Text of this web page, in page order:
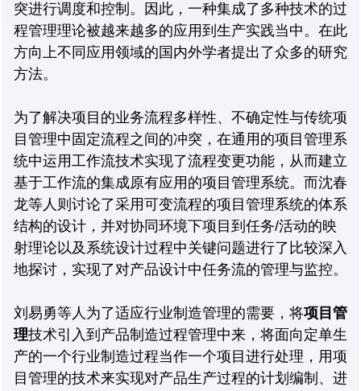
突进行调度和控制。因此，一种集成了多种技术的过
程管理理论被越来越多的应用到生产实践当中。在此
方向上不同应用领域的国内外学者提出了众多的研究
方法。
为了解决项目的业务流程多样性、不确定性与传统项
目管理中固定流程之间的冲突，在通用的项目管理系
统中运用工作流技术实现了流程变更功能，从而建立
基于工作流的集成原有应用的项目管理系统。而沈春
龙等人则讨论了采用可变流程的项目管理系统的体系
结构的设计，并对协同环境下项目到任务/活动的映
射理论以及系统设计过程中关键问题进行了比较深入
地探讨，实现了对产品设计中任务流的管理与监控。
刘易勇等人为了适应行业制造管理的需要，将项目管
理技术引入到产品制造过程管理中来，将面向定单生
产的一个行业制造过程当作一个项目进行处理，用项
目管理的技术来实现对产品生产过程的计划编制、进